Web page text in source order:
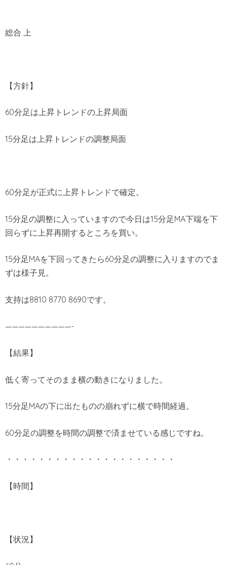
総合 上
【方針】
60分足は上昇トレンドの上昇局面
15分足は上昇トレンドの調整局面
60分足が正式に上昇トレンドで確定。
15分足の調整に入っていますので今日は15分足MA下端を下
回らずに上昇再開するところを買い。
15分足MAを下回ってきたら60分足の調整に入りますのでま
ずは様子見。
支持は8810 8770 8690です。
——————————-
【結果】
低く寄ってそのまま横の動きになりました。
15分足MAの下に出たものの崩れずに横で時間経過。
60分足の調整を時間の調整で済ませている感じですね。
・・・・・・・・・・・・・・・・・・・・・
【時間】
【状況】